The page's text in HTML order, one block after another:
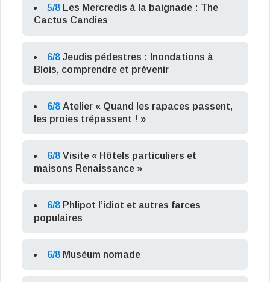
5/8 Les Mercredis à la baignade : The
Cactus Candies
6/8 Jeudis pédestres : Inondations à
Blois, comprendre et prévenir
6/8 Atelier « Quand les rapaces passent,
les proies trépassent ! »
6/8 Visite « Hôtels particuliers et
maisons Renaissance »
6/8 Phlipot l’idiot et autres farces
populaires
6/8 Muséum nomade